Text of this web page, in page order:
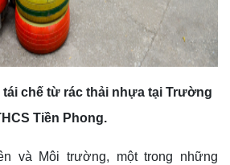
chế từ rác thải nhựa tại Trường
Tiền Phong.
và Môi trường, một trong những